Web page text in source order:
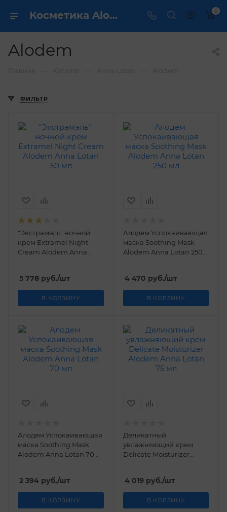
Косметика Alodem Anna Lotan - купить в интернет магазине ✔️ по выгодной цене 0
Alodem
ФИЛЬТР
"Экстрамэль" ночной
крем Extramel Night
Cream Alodem Anna
5 778 руб./шт
В КОРЗИНУ
Алодем Успокаивающая
маска Soothing Mask
Alodem Anna Lotan 250
4 470 руб./шт
В КОРЗИНУ
Алодем Успокаивающая
маска Soothing Mask
Alodem Anna Lotan 70
2 394 руб./шт
В КОРЗИНУ
Деликатный
увлажняющий крем
Delicate Moisturizer
4 019 руб./шт
В КОРЗИНУ